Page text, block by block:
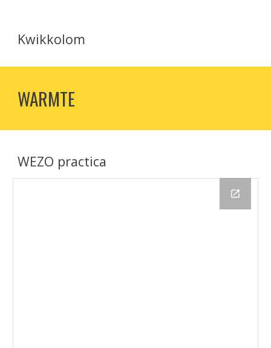
Kwikkolom
WARMTE
WEZO practica